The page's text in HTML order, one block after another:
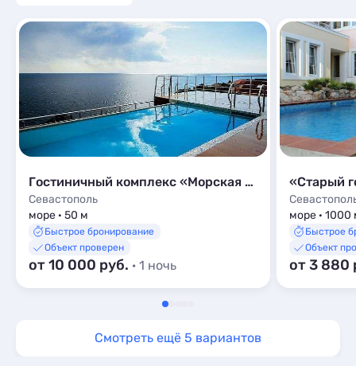
Гостиничный комплекс «Морская Феерия»
Севастополь
море · 50 м
Быстрое бронирование
Объект проверен
от 10 000 руб. · 1 ночь
«Старый
море · 1000
Быстрое
Объект
от 3 880
Смотреть ещё 5 вариантов